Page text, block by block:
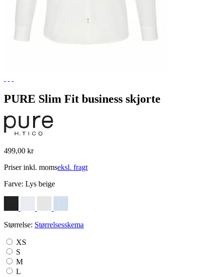
PURE Slim Fit business skjorte
499,00 kr
Priser inkl. momseksl. fragt
Farve: Lys beige
Størrelse: Størrelsesskema
XS
S
M
L